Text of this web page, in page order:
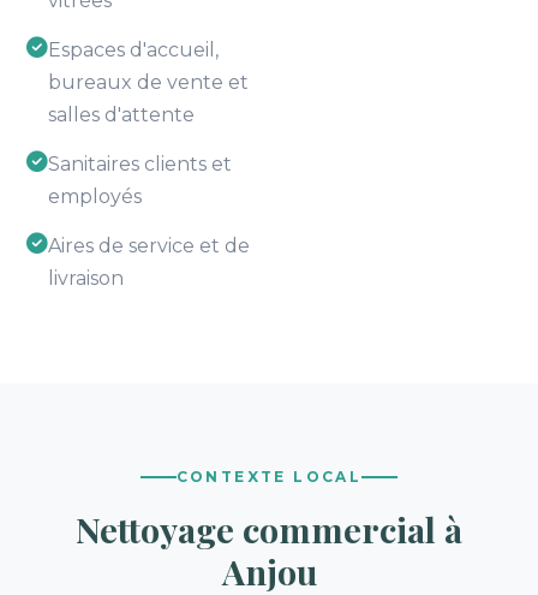
Espaces d'accueil,
bureaux de vente et
salles d'attente
Sanitaires clients et
employés
Aires de service et de
livraison
CONTEXTE LOCAL
Nettoyage commercial à
Anjou